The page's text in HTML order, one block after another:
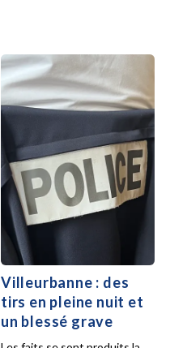
Villeurbanne : des
tirs en pleine nuit et
un blessé grave